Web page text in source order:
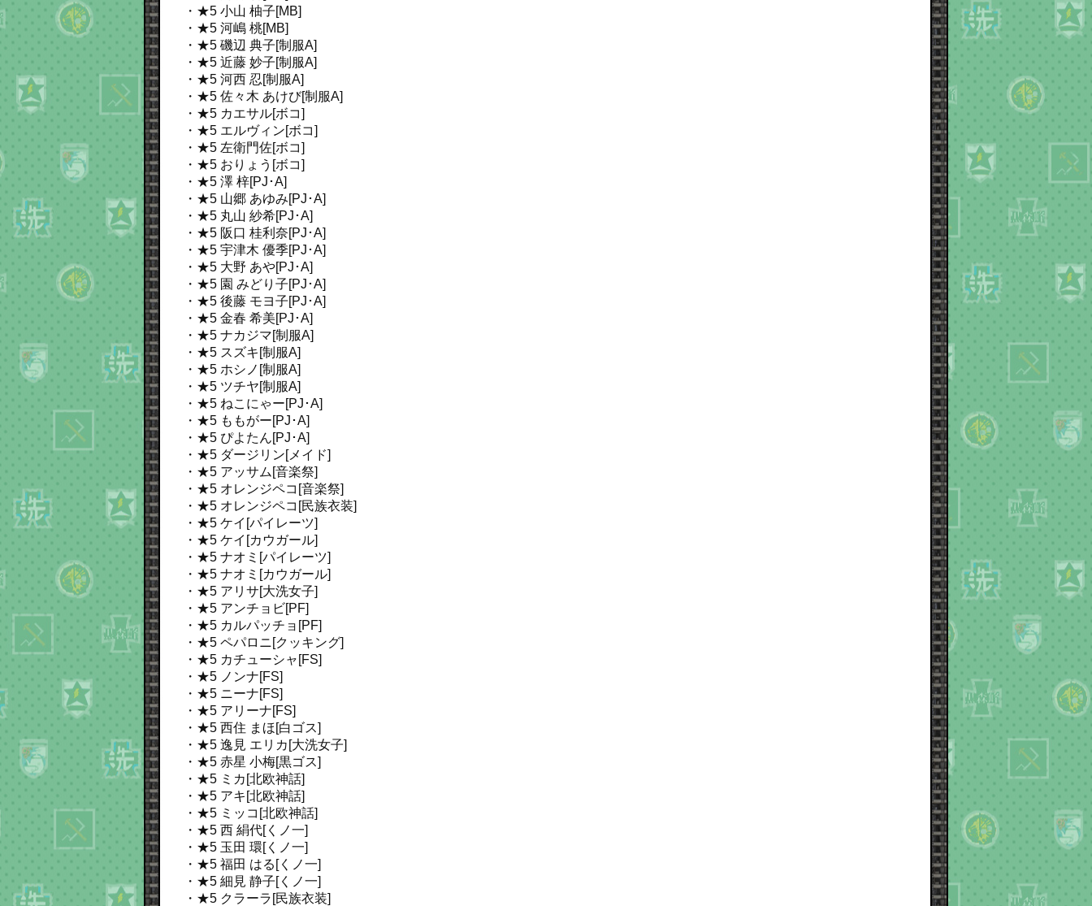
・★5 小山 柚子[MB]
・★5 河嶋 桃[MB]
・★5 磯辺 典子[制服A]
・★5 近藤 妙子[制服A]
・★5 河西 忍[制服A]
・★5 佐々木 あけび[制服A]
・★5 カエサル[ボコ]
・★5 エルヴィン[ボコ]
・★5 左衛門佐[ボコ]
・★5 おりょう[ボコ]
・★5 澤 梓[PJ･A]
・★5 山郷 あゆみ[PJ･A]
・★5 丸山 紗希[PJ･A]
・★5 阪口 桂利奈[PJ･A]
・★5 宇津木 優季[PJ･A]
・★5 大野 あや[PJ･A]
・★5 園 みどり子[PJ･A]
・★5 後藤 モヨ子[PJ･A]
・★5 金春 希美[PJ･A]
・★5 ナカジマ[制服A]
・★5 スズキ[制服A]
・★5 ホシノ[制服A]
・★5 ツチヤ[制服A]
・★5 ねこにゃー[PJ･A]
・★5 ももがー[PJ･A]
・★5 ぴよたん[PJ･A]
・★5 ダージリン[メイド]
・★5 アッサム[音楽祭]
・★5 オレンジペコ[音楽祭]
・★5 オレンジペコ[民族衣装]
・★5 ケイ[パイレーツ]
・★5 ケイ[カウガール]
・★5 ナオミ[パイレーツ]
・★5 ナオミ[カウガール]
・★5 アリサ[大洗女子]
・★5 アンチョビ[PF]
・★5 カルパッチョ[PF]
・★5 ペパロニ[クッキング]
・★5 カチューシャ[FS]
・★5 ノンナ[FS]
・★5 ニーナ[FS]
・★5 アリーナ[FS]
・★5 西住 まほ[白ゴス]
・★5 逸見 エリカ[大洗女子]
・★5 赤星 小梅[黒ゴス]
・★5 ミカ[北欧神話]
・★5 アキ[北欧神話]
・★5 ミッコ[北欧神話]
・★5 西 絹代[くノ一]
・★5 玉田 環[くノ一]
・★5 福田 はる[くノ一]
・★5 細見 静子[くノ一]
・★5 クラーラ[民族衣装]